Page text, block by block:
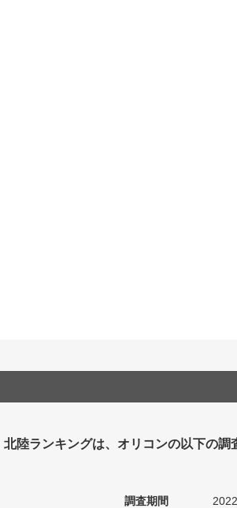
陸ランキングは、オリコンの以下の調
調査期間